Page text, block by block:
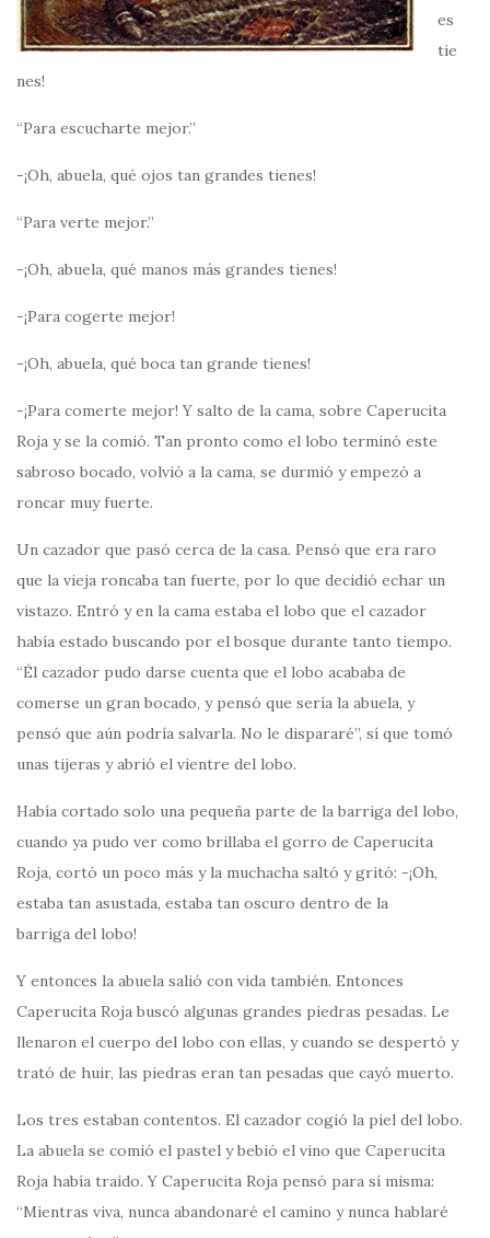
es
tie
nes!
“Para escucharte mejor.”
-¡Oh, abuela, qué ojos tan grandes tienes!
“Para verte mejor.”
-¡Oh, abuela, qué manos más grandes tienes!
-¡Para cogerte mejor!
-¡Oh, abuela, qué boca tan grande tienes!
-¡Para comerte mejor! Y salto de la cama, sobre Caperucita
Roja y se la comió. Tan pronto como el lobo terminó este
sabroso bocado, volvió a la cama, se durmió y empezó a
roncar muy fuerte.
Un cazador que pasó cerca de la casa. Pensó que era raro
que la vieja roncaba tan fuerte, por lo que decidió echar un
vistazo. Entró y en la cama estaba el lobo que el cazador
había estado buscando por el bosque durante tanto tiempo.
“Él cazador pudo darse cuenta que el lobo acababa de
comerse un gran bocado, y pensó que sería la abuela, y
pensó que aún podría salvarla. No le dispararé”, sí que tomó
unas tijeras y abrió el vientre del lobo.
Había cortado solo una pequeña parte de la barriga del lobo,
cuando ya pudo ver como brillaba el gorro de Caperucita
Roja, cortó un poco más y la muchacha saltó y gritó: -¡Oh,
estaba tan asustada, estaba tan oscuro dentro de la
barriga del lobo!
Y entonces la abuela salió con vida también. Entonces
Caperucita Roja buscó algunas grandes piedras pesadas. Le
llenaron el cuerpo del lobo con ellas, y cuando se despertó y
trató de huir, las piedras eran tan pesadas que cayó muerto.
Los tres estaban contentos. El cazador cogió la piel del lobo.
La abuela se comió el pastel y bebió el vino que Caperucita
Roja había traído. Y Caperucita Roja pensó para sí misma:
“Mientras viva, nunca abandonaré el camino y nunca hablaré